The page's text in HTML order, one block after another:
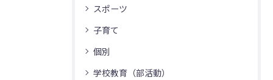
スポーツ
子育て
個別
学校教育（部活動）